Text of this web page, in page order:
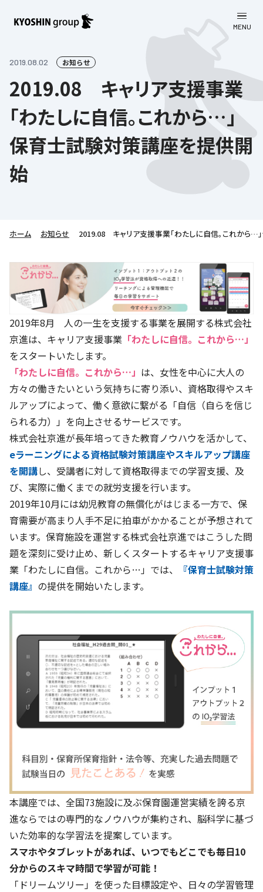
MENU
会社案内
会社案内
企業理念
教育理念
Company’s Profile
沿革
社歌
本社所在地
京進グループが目指す姿
子会社および関係会社
フランチャイズ事業
ソーシャルメディア公式アカウント
事業一覧
学習塾
学びの成果
育児・暮らし
京進グループの事業所
京進グループについて
サステナビリティ
労働環境向上の取り組み
CSRレポート
社会貢献活動
ミャンマーへの支援活動
オリジナルバッグプロジェクト
清華・京進発展フォーラム
立木奨学金
価値創造の取り組み
DX（デジタル変革）
DXビジョン・DX戦略
Kyoshin Digital Academy
卓越した安全・安心を目指して
基本方針
安全と安心への取り組み
お客様相談センター
メッセージアーカイブス
株主・投資家向け情報
株主・株式関連情報
株主・投資家の皆さまへ
ビジョン／経営方針
連結業績・財務
IRライブラリー
IRカレンダー
よくあるご質問
免責事項
IRお問合せ
採用情報
京進リクルートInstagram
新卒採用情報
新卒採用デジタルパンフレット
中途採用
講師（アルバイト）募集
保育事業 採用
日本語教育事業 採用
介護事業 採用
お問い合わせ
利用規約
個人情報保護方針
特別警報発令時の授業について
Copyright © KYOSHIN Co., Ltd. All rights reserved.
2019.08.02 お知らせ
2019.08 キャリア支援事業
「わたしに自信。これから…」
保育士試験対策講座を提供開
始
ホーム お知らせ 2019.08 キャリア支援事業「わたしに自信。これから
2019年8月 人の一生を支援する事業を展開する株式会社
京進は、キャリア支援事業 「わたしに自信。これから…」
をスタートいたします。
「わたしに自信。これから…」 は、女性を中心に大人の
方々の働きたいという気持ちに寄り添い、資格取得やスキ
ルアップによって、働く意欲に繋がる「自信（自らを信じ
られる力）」を向上させるサービスです。
株式会社京進が長年培ってきた教育ノウハウを活かして、
eラーニングによる資格試験対策講座やスキルアップ講座
を開講し、受講者に対して資格取得までの学習支援、及
び、実際に働くまでの就労支援を行います。
2019年10月には幼児教育の無償化がはじまる一方で、保
育需要が高まり人手不足に拍車がかかることが予想されて
います。保育施設を運営する株式会社京進ではこうした問
題を深刻に受け止め、新しくスタートするキャリア支援事
業「わたしに自信。これから…」では、
『保育士試験対策
講座』 の提供を開始いたします。
本講座では、全国73施設に及ぶ保育園運営実績を誇る京
進ならではの専門的なノウハウが集約され、脳科学に基づ
いた効率的な学習法を提案しています。
スマホやタブレットがあれば、いつでもどこでも毎日10
分からのスキマ時間で学習が可能！
「ドリームツリー」を使った目標設定や、日々の学習管理